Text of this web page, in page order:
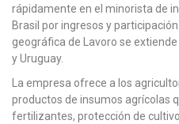
rápidamente en el minorista de
Brasil por ingresos y
geográfica de Lavoro se
y Uruguay.
La empresa ofrece a los
productos de insumos agrícolas
fertilizantes, protección de